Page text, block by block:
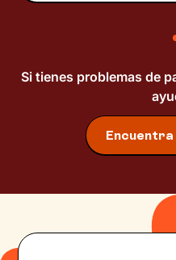
Si tienes problemas de